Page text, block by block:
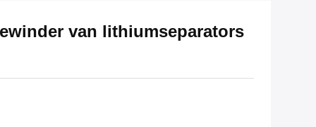
van lithiumseparators